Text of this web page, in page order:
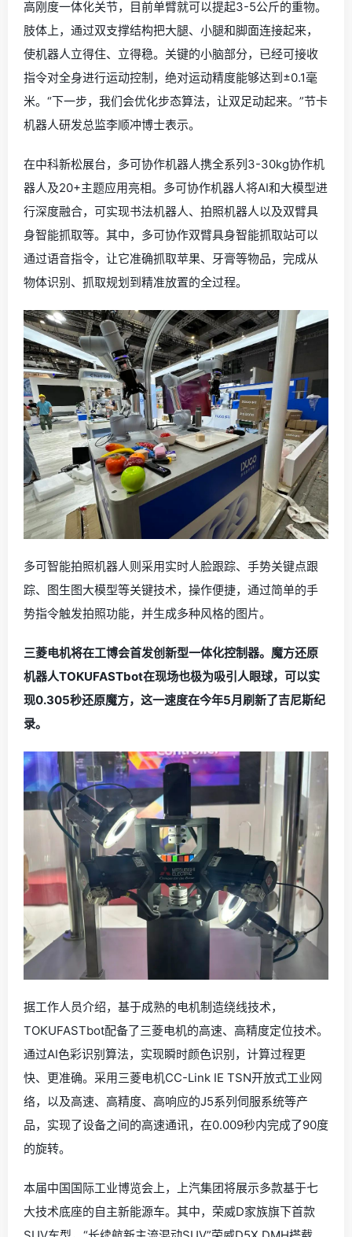
高刚度一体化关节，目前单臂就可以提起3-5公斤的重物。
肢体上，通过双支撑结构把大腿、小腿和脚面连接起来，
使机器人立得住、立得稳。关键的小脑部分，已经可接收
指令对全身进行运动控制，绝对运动精度能够达到±0.1毫
米。“下一步，我们会优化步态算法，让双足动起来。”节卡
机器人研发总监李顺冲博士表示。
在中科新松展台，多可协作机器人携全系列3-30kg协作机
器人及20+主题应用亮相。多可协作机器人将AI和大模型进
行深度融合，可实现书法机器人、拍照机器人以及双臂具
身智能抓取等。其中，多可协作双臂具身智能抓取站可以
通过语音指令，让它准确抓取苹果、牙膏等物品，完成从
物体识别、抓取规划到精准放置的全过程。
多可智能拍照机器人则采用实时人脸跟踪、手势关键点跟
踪、图生图大模型等关键技术，操作便捷，通过简单的手
势指令触发拍照功能，并生成多种风格的图片。
三菱电机将在工博会首发创新型一体化控制器。魔方还原
机器人TOKUFASTbot在现场也极为吸引人眼球，可以实
现0.305秒还原魔方，这一速度在今年5月刷新了吉尼斯纪
录。
据工作人员介绍，基于成熟的电机制造绕线技术，
TOKUFASTbot配备了三菱电机的高速、高精度定位技术。
通过AI色彩识别算法，实现瞬时颜色识别，计算过程更
快、更准确。采用三菱电机CC-Link IE TSN开放式工业网
络，以及高速、高精度、高响应的J5系列伺服系统等产
品，实现了设备之间的高速通讯，在0.009秒内完成了90度
的旋转。
本届中国国际工业博览会上，上汽集团将展示多款基于七
大技术底座的自主新能源车。其中，荣威D家族旗下首款